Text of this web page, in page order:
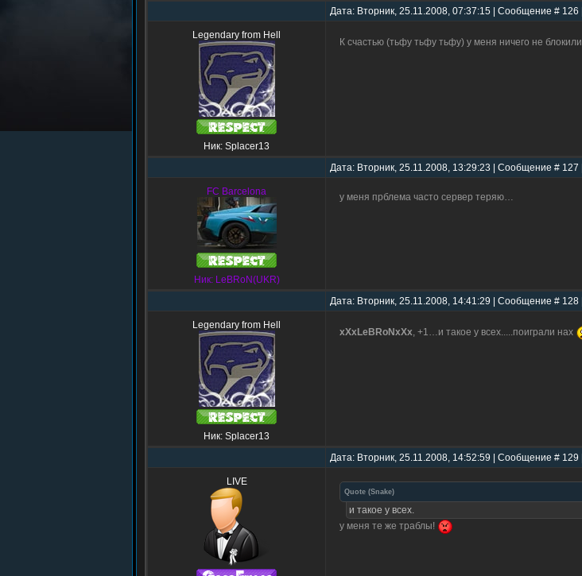
Дата: Вторник, 25.11.2008, 07:37:15 | Сообщение # 126 |
Legendary from Hell
Ник: Splacer13
К счастью (тьфу тьфу тьфу) у меня ничего не блокили
Дата: Вторник, 25.11.2008, 13:29:23 | Сообщение # 127 |
FC Barcelona
Ник: LeBRoN(UKR)
у меня прблема часто сервер теряю…
Дата: Вторник, 25.11.2008, 14:41:29 | Сообщение # 128 |
Legendary from Hell
Ник: Splacer13
xXxLeBRoNxXx, +1…и такое у всех.....поиграли нах
Дата: Вторник, 25.11.2008, 14:52:59 | Сообщение # 129 |
LIVE
Quote (Snake)
и такое у всех.
у меня те же траблы!